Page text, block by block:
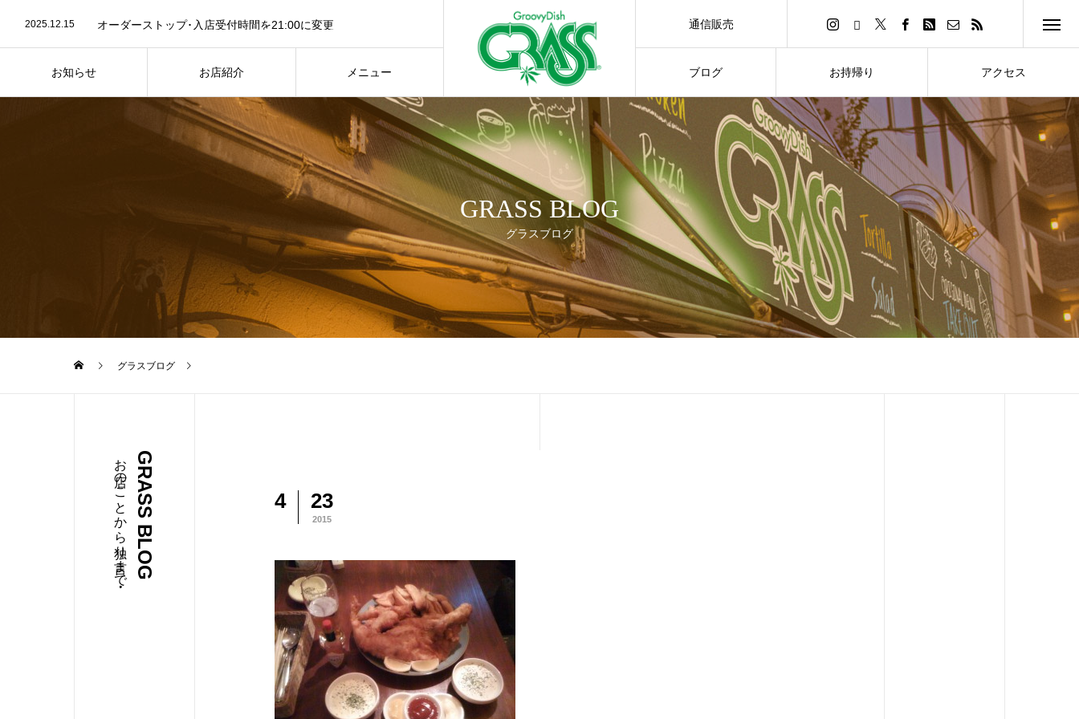
お知らせ お店紹介 メニュー ブログ お持帰り アクセス
2023.07.26 お店紹介ページ写真を最新に差し替え
2025.12.15 オーダーストップ･入店受付時間を21:00に変更
通信販売
GRASS BLOG
グラスブログ
グラスブログ
GRASS BLOG
お店のことから独り言まで・・・ 4 23
2015